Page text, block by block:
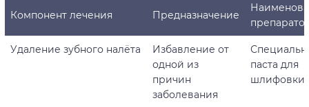
Компонент лечения Предназначение
Удаление зубного налёта
Избавление от
одной из
причин
заболевания
паста для
шлифовки